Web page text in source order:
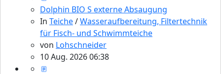
Dolphin BIO S externe Absaugung
In Teiche/Wasseraufbereitung, Filtertechnik
für Fisch- und Schwimmteiche
von Lohschneider
10 Aug. 2026 06:38